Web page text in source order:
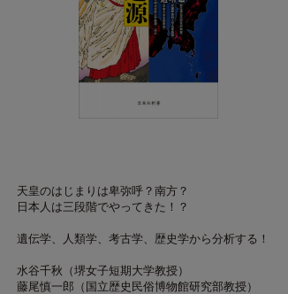
天皇のはじまりは卑弥呼？南方？
日本人は三段階でやってきた！？
遺伝学、人類学、考古学、歴史学から分析する！
水谷千秋（堺女子短期大学教授）
藤尾慎一郎（国立歴史民俗博物館研究部教授）